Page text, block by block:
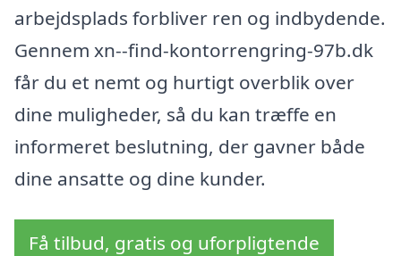
arbejdsplads forbliver ren og indbydende.
Gennem xn--find-kontorrengring-97b.dk
får du et nemt og hurtigt overblik over
dine muligheder, så du kan træffe en
informeret beslutning, der gavner både
dine ansatte og dine kunder.
Få tilbud, gratis og uforpligtende